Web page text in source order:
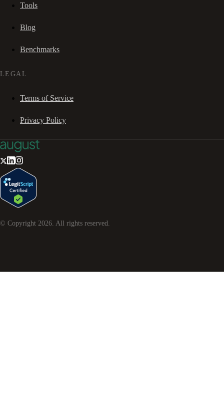
Tools
Blog
Benchmarks
LEGAL
Terms of Service
Privacy Policy
© Copyright 2026 . All rights reserved.